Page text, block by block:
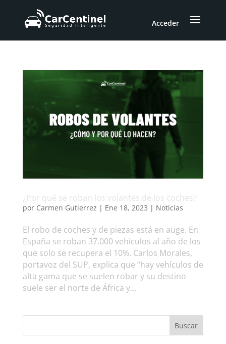
Acceder
¿Por qué se roban los volantes de los coches?
por Carmen Gutierrez | Ene 18, 2023 | Noticias
El robo de coches y de piezas está en auge. En
España se roban 37.000 vehículos al año de los
que solo se recupera el 10%. Carlos Morales,
portavoz del SUP, explica que “hay vehículos de
alta gama que se suelen robar y su destino
suele ser el norte de África y...
Buscar